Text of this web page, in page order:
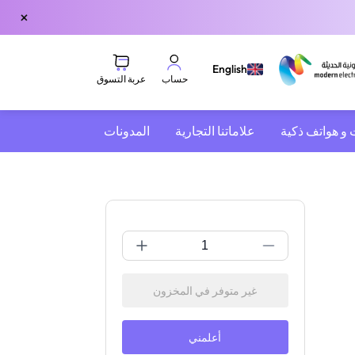
×
English
حساب عربة التسوق
و هواتف ذكية علاماتنا التجارية المدونات
غير متوفر في المخزون
أعلمني